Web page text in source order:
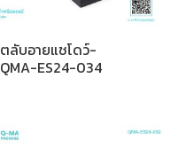
ตลับอายแชโดว์-
QMA-ES24-034